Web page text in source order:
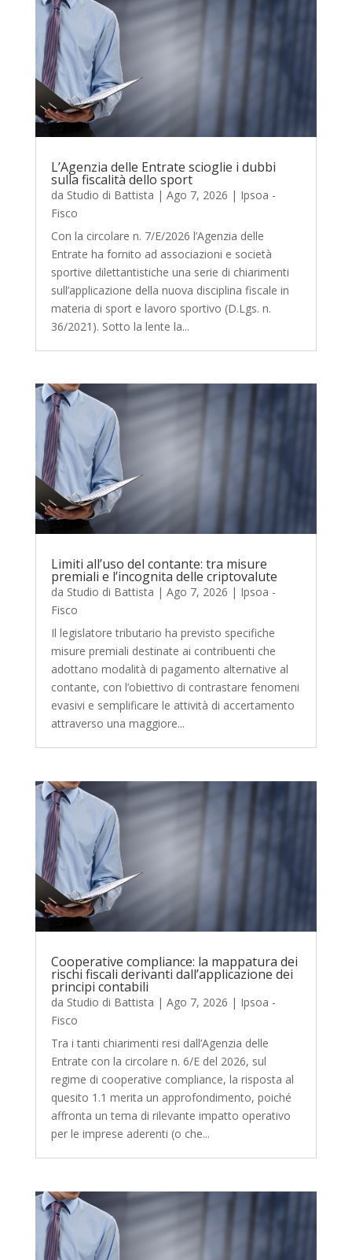
L’Agenzia delle Entrate scioglie i dubbi
sulla fiscalità dello sport
da Studio di Battista | Ago 7, 2026 | Ipsoa -
Fisco
Con la circolare n. 7/E/2026 l’Agenzia delle
Entrate ha fornito ad associazioni e società
sportive dilettantistiche una serie di chiarimenti
sull’applicazione della nuova disciplina fiscale in
materia di sport e lavoro sportivo (D.Lgs. n.
36/2021). Sotto la lente la...
Limiti all’uso del contante: tra misure
premiali e l’incognita delle criptovalute
da Studio di Battista | Ago 7, 2026 | Ipsoa -
Fisco
Il legislatore tributario ha previsto specifiche
misure premiali destinate ai contribuenti che
adottano modalità di pagamento alternative al
contante, con l’obiettivo di contrastare fenomeni
evasivi e semplificare le attività di accertamento
attraverso una maggiore...
Cooperative compliance: la mappatura dei
rischi fiscali derivanti dall’applicazione dei
principi contabili
da Studio di Battista | Ago 7, 2026 | Ipsoa -
Fisco
Tra i tanti chiarimenti resi dall’Agenzia delle
Entrate con la circolare n. 6/E del 2026, sul
regime di cooperative compliance, la risposta al
quesito 1.1 merita un approfondimento, poiché
affronta un tema di rilevante impatto operativo
per le imprese aderenti (o che...